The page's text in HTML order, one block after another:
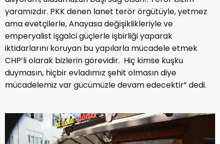
yaramızdır. PKK denen lanet terör örgütüyle, yetmez
ama evetçilerle, Anayasa değişiklikleriyle ve
emperyalist işgalci güçlerle işbirliği yaparak
iktidarlarını koruyan bu yapılarla mücadele etmek
CHP’li olarak bizlerin görevidir. Hiç kimse kuşku
duymasın, hiçbir evladımız şehit olmasın diye
mücadelemiz var gücümüzle devam edecektir” dedi.